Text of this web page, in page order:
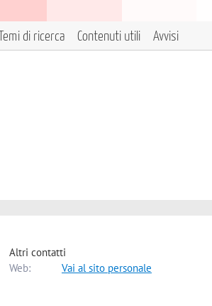
Temi di ricerca Contenuti utili Avvisi
Altri contatti
Web:
Vai al sito personale